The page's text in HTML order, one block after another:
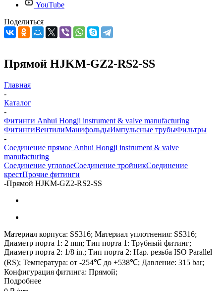
YouTube
Поделиться
Прямой HJKM-GZ2-RS2-SS
Главная
-
Каталог
-
Фитинги Anhui Hongji instrument & valve manufacturing
ФитингиВентилиМанифольдыИмпульсные трубыФильтры
-
Соединение прямое Anhui Hongji instrument & valve
manufacturing
Соединение угловоеСоединение тройникСоединение
крестПрочие фитинги
-Прямой HJKM-GZ2-RS2-SS
Материал корпуса: SS316; Материал уплотнения: SS316;
Диаметр порта 1: 2 mm; Тип порта 1: Трубный фитинг;
Диаметр порта 2: 1/8 in.; Тип порта 2: Нар. резьба ISO Parallel
(RS); Температура: от -254℃ до +538℃; Давление: 315 bar;
Конфигурация фитинга: Прямой;
Подробнее